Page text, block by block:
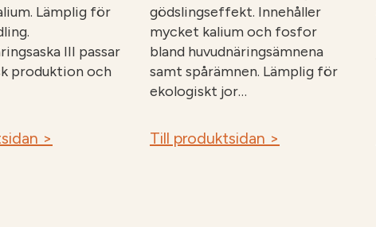
Lämplig för
III passar
produktion och
>
gödslingseffekt. Innehåller
mycket kalium och fosfor
bland huvudnäringsämnena
samt spårämnen. Lämplig för
ekologiskt jor…
Till produktsidan >